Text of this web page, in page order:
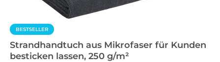
BESTSELLER
Strandhandtuch aus Mikrofaser für Kunden
besticken lassen, 250 g/m²